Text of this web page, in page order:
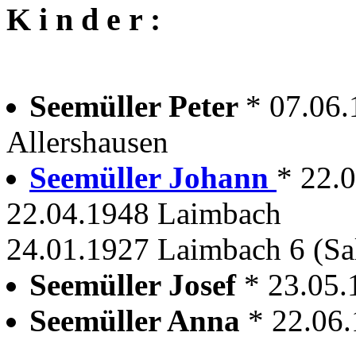
K i n d e r :
Seemüller Peter *
Allershausen
Seemüller Johann *
22.04.1948 Laimbach
24.01.1927 Laimbach 6
Seemüller Josef *
Seemüller Anna *